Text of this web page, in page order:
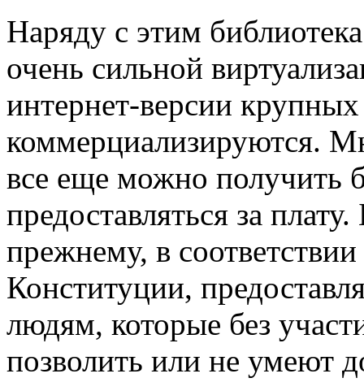
Наряду с этим
очень сильной
интернет-версии крупных
коммерциализируются.
все еще можно получить
предоставляться за
прежнему, в
Конституции,
людям, которые без
позволить или не умеют